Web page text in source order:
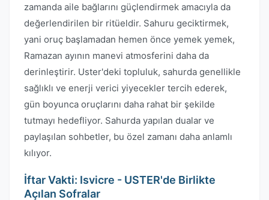
zamanda aile bağlarını güçlendirmek amacıyla da
değerlendirilen bir ritüeldir. Sahuru geciktirmek,
yani oruç başlamadan hemen önce yemek yemek,
Ramazan ayının manevi atmosferini daha da
derinleştirir. Uster'deki topluluk, sahurda genellikle
sağlıklı ve enerji verici yiyecekler tercih ederek,
gün boyunca oruçlarını daha rahat bir şekilde
tutmayı hedefliyor. Sahurda yapılan dualar ve
paylaşılan sohbetler, bu özel zamanı daha anlamlı
kılıyor.
İftar Vakti: Isvicre - USTER'de Birlikte
Açılan Sofralar